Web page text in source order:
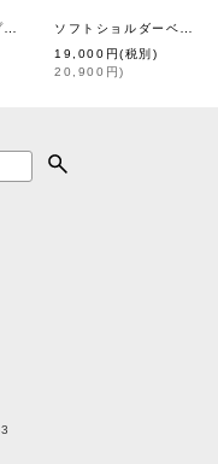
robe noire ]
[HENRI]
19,000 円(税別)
20,900 円)